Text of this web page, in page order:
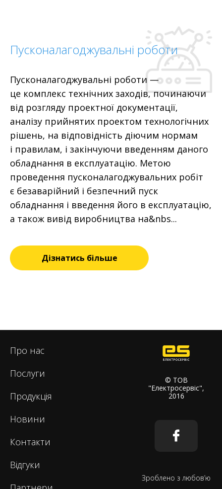
Пусконалагоджувальні роботи
Пусконалагоджувальні роботи —
це комплекс технічних заходів, починаючи
від розгляду проектної документації,
аналізу прийнятих проектом технологічних
рішень, на відповідність діючим нормам
і правилам, і закінчуючи введенням даного
обладнання в експлуатацію. Метою
проведення пусконалагоджувальних робіт
є безаварійний і безпечний пуск
обладнання і введення його в експлуатацію,
а також вивід виробництва на&nbs...
Дізнатись більше
Про нас
Послуги
Продукція
Новини
Контакти
Відгуки
© ТОВ
"Електросервіс",
2016
Зроблено з любов’ю